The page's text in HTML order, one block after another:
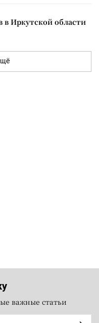
в Иркутской области
важные статьи